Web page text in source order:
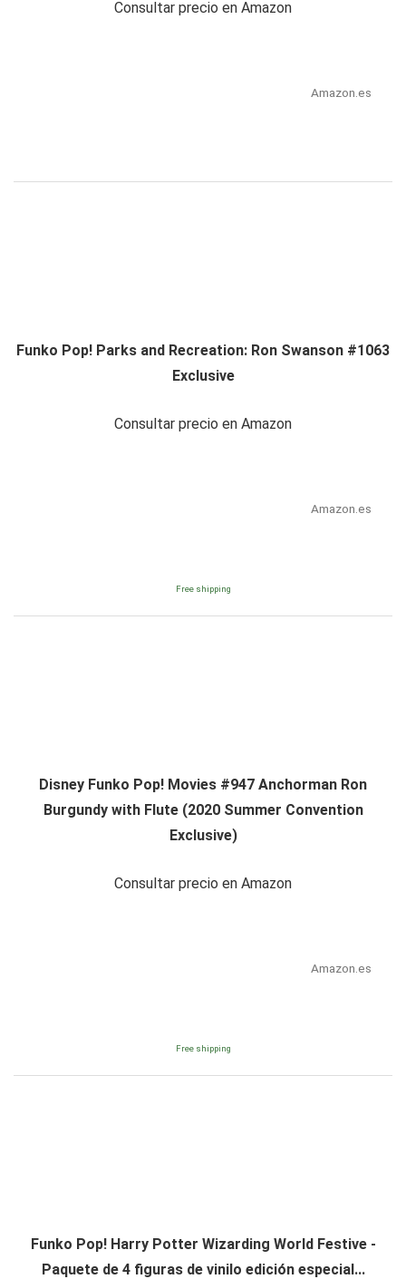
Consultar precio en Amazon
Amazon.es
Funko Pop! Parks and Recreation: Ron Swanson #1063
Exclusive
Consultar precio en Amazon
Amazon.es
Free shipping
Disney Funko Pop! Movies #947 Anchorman Ron
Burgundy with Flute (2020 Summer Convention
Exclusive)
Consultar precio en Amazon
Amazon.es
Free shipping
Funko Pop! Harry Potter Wizarding World Festive -
Paquete de 4 figuras de vinilo edición especial...